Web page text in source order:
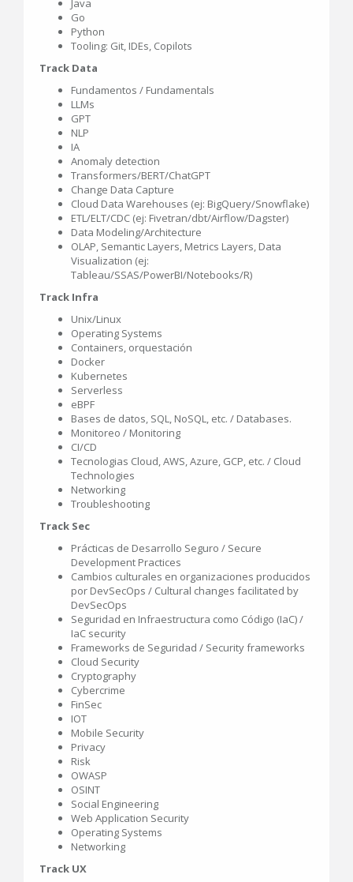
Go
Python
Tooling: Git, IDEs, Copilots
Track Data
Fundamentos / Fundamentals
LLMs
GPT
NLP
IA
Anomaly detection
Transformers/BERT/ChatGPT
Change Data Capture
Cloud Data Warehouses (ej: BigQuery/Snowflake)
ETL/ELT/CDC (ej: Fivetran/dbt/Airflow/Dagster)
Data Modeling/Architecture
OLAP, Semantic Layers, Metrics Layers, Data
Visualization (ej:
Tableau/SSAS/PowerBI/Notebooks/R)
Track Infra
Unix/Linux
Operating Systems
Containers, orquestación
Docker
Kubernetes
Serverless
eBPF
Bases de datos, SQL, NoSQL, etc. / Databases.
Monitoreo / Monitoring
CI/CD
Tecnologias Cloud, AWS, Azure, GCP, etc. / Cloud
Technologies
Networking
Troubleshooting
Track Sec
Prácticas de Desarrollo Seguro / Secure
Development Practices
Cambios culturales en organizaciones producidos
por DevSecOps / Cultural changes facilitated by
DevSecOps
Seguridad en Infraestructura como Código (IaC) /
IaC security
Frameworks de Seguridad / Security frameworks
Cloud Security
Cryptography
Cybercrime
FinSec
IOT
Mobile Security
Privacy
Risk
OWASP
OSINT
Social Engineering
Web Application Security
Operating Systems
Networking
Track UX